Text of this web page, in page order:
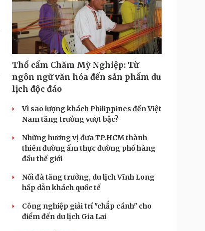
Thổ cẩm Chăm Mỹ Nghiệp: Từ
ngôn ngữ văn hóa đến sản phẩm du
lịch độc đáo
Vì sao lượng khách Philippines đến Việt
Nam tăng trưởng vượt bậc?
Những hương vị đưa TP.HCM thành
thiên đường ẩm thực đường phố hàng
đầu thế giới
Nối đà tăng trưởng, du lịch Vĩnh Long
hấp dẫn khách quốc tế
Công nghiệp giải trí "chắp cánh" cho
điểm đến du lịch Gia Lai